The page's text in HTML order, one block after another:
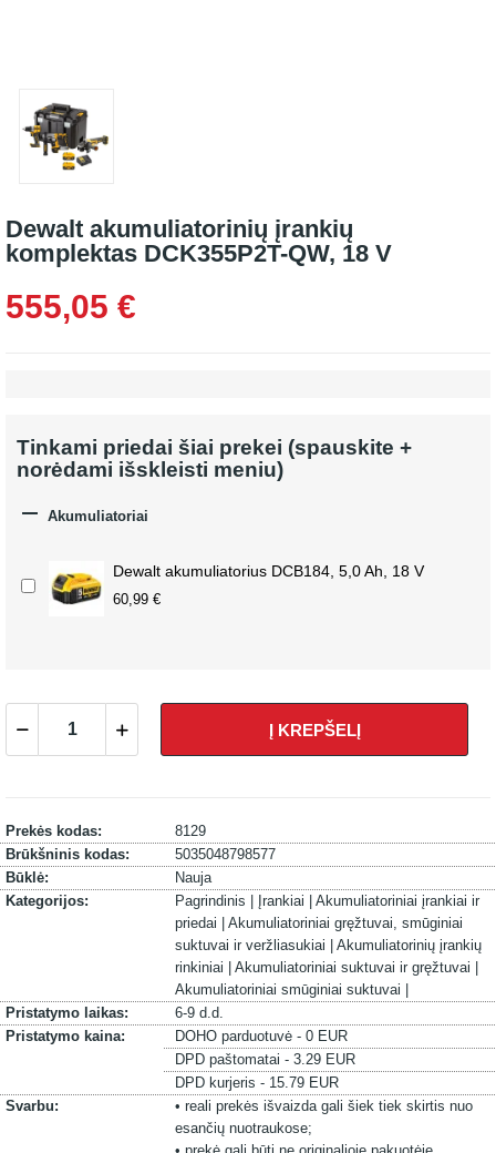
Dewalt akumuliatorinių įrankių
komplektas DCK355P2T-QW, 18 V
555,05 €
Tinkami priedai šiai prekei (spauskite +
norėdami išskleisti meniu)
 Akumuliatoriai
Dewalt akumuliatorius DCB184, 5,0 Ah, 18 V
60,99 €
Į KREPŠELĮ
Prekės kodas:
8129
Brūkšninis kodas:
5035048798577
Būklė:
Nauja
Kategorijos:
Pagrindinis | Įrankiai | Akumuliatoriniai įrankiai ir
priedai | Akumuliatoriniai gręžtuvai, smūginiai
suktuvai ir veržliasukiai | Akumuliatorinių įrankių
rinkiniai | Akumuliatoriniai suktuvai ir gręžtuvai |
Akumuliatoriniai smūginiai suktuvai |
Pristatymo laikas:
6-9 d.d.
Pristatymo kaina:
DOHO parduotuvė - 0 EUR
DPD paštomatai - 3.29 EUR
DPD kurjeris - 15.79 EUR
Svarbu:
• reali prekės išvaizda gali šiek tiek skirtis nuo
esančių nuotraukose;